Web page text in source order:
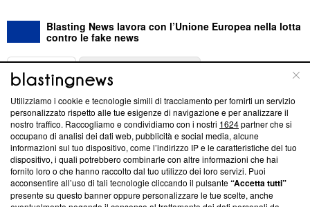
Blasting News lavora con l’Unione Europea nella lotta
contro le fake news
ABOUT
Questa sezione offre informazioni trasparenti su Blasting
News, sui nostri processi editoriali e su come ci impegniamo a
creare news di qualità. Inoltre, afferma la nostra aderenza a
‘Trust Project - News with Integrity’Blasting News non è
ancora membro del programma, ma ha richiesto di farne
parte; Trust Project non ha ancora effettuato una verifica di
conformità agli standard.
Utilizziamo i cookie e tecnologie simili di tracciamento per fornirti un servizio
personalizzato rispetto alle tue esigenze di navigazione e per analizzare il
nostro traffico. Raccogliamo e condividiamo con i nostri 1624partner che si
occupano di analisi dei dati web, pubblicità e social media, alcune
informazioni sul tuo dispositivo, come l’indirizzo IP e le caratteristiche del tuo
dispositivo, i quali potrebbero combinarle con altre informazioni che hai
fornito loro o che hanno raccolto dal tuo utilizzo dei loro servizi. Puoi
acconsentire all’uso di tali tecnologie cliccando il pulsante“Accetta tutti”
presente su questo banner oppure personalizzare le tue scelte, anche